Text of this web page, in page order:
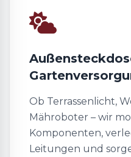
Ob Terrassenlicht,
Mähroboter – wir
Komponenten,
Leitungen und